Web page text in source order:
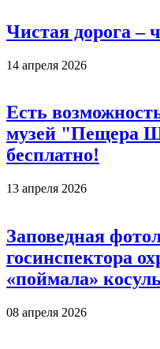
Чистая дорога –
14 апреля 2026
Есть
музей "Пещера
бесплатно!
13 апреля 2026
Заповедная
госинспектора
«поймала» косуль
08 апреля 2026